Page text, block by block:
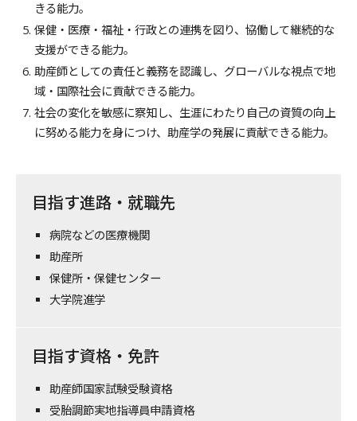
きる能力。
保健・医療・福祉・行政との連携を図り、協働して継続的な
支援ができる能力。
助産師としての責任と義務を認識し、グローバルな視点で地
域・国際社会に貢献できる能力。
社会の変化を敏感に察知し、生涯にわたり自己の資質の向上
に努める能力を身につけ、助産学の発展に貢献できる能力。
目指す進路・就職先
病院などの医療機関
助産所
保健所・保健センター
大学院進学
目指す資格・免許
助産師国家試験受験資格
受胎調節実地指導員申請資格